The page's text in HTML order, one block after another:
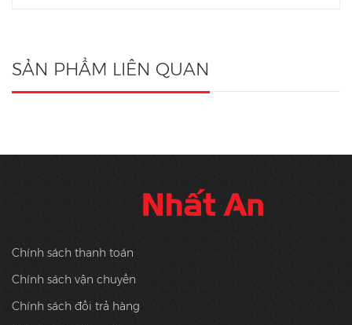
SẢN PHẨM LIÊN QUAN
Chính sách thanh toán
Chính sách vận chuyển
Chính sách đổi trả hàng